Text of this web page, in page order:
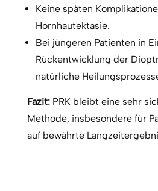
Keine späten
Hornhautektasie.
Bei jüngeren Patienten in
Rückentwicklung der
natürliche
Fazit:PRK bleibt eine sehr
Methode, insbesondere für
auf bewährte